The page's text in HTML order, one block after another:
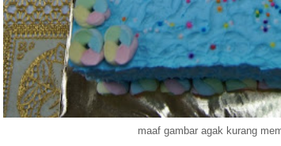
maaf gambar agak kurang